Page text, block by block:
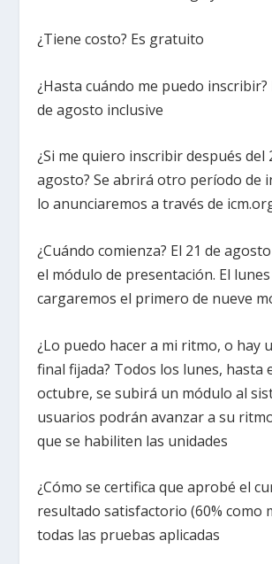
¿Tiene costo? Es gratuito
¿Hasta cuándo me puedo inscribir?
de agosto inclusive
¿Si me quiero inscribir después del
agosto? Se abrirá otro período de
lo anunciaremos a través de
¿Cuándo comienza? El 21 de
el módulo de presentación. El
cargaremos el primero de nueve
¿Lo puedo hacer a mi ritmo, o hay
final fijada? Todos los lunes, hasta
octubre, se subirá un módulo al
usuarios podrán avanzar a su
que se habiliten las unidades
¿Cómo se certifica que aprobé el
resultado satisfactorio (60% como
todas las pruebas aplicadas